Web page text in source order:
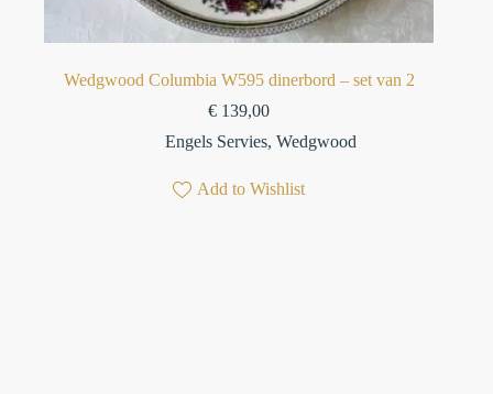
Wedgwood Columbia W595 dinerbord – set van 2
€ 139,00
Engels Servies,Wedgwood
Add to Wishlist